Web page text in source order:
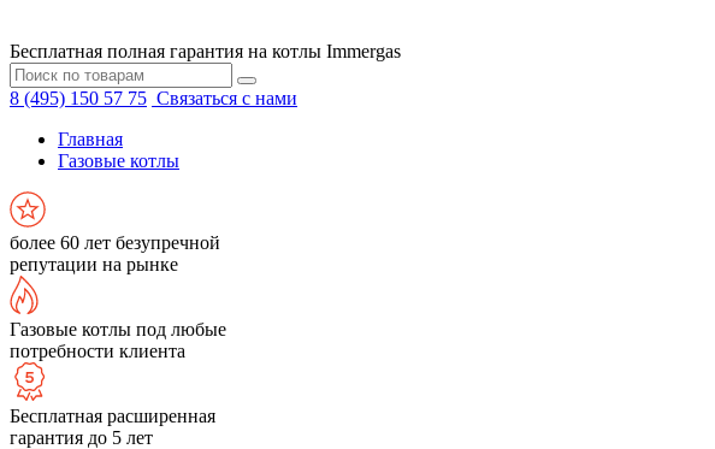
Бесплатная полная гарантия на котлы Immergas
8 (495) 150 57 75 Связаться с нами
Главная
Газовые котлы
более 60 лет безупречной
репутации на рынке
Газовые котлы под любые
потребности клиента
Бесплатная расширенная
гарантия до 5 лет